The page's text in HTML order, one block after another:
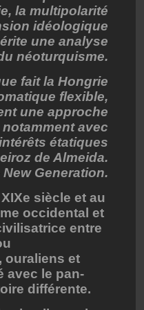
la multipolarité
idéologique
une analyse
néoturquisme.
fait la Hongrie
flexible,
une approche
avec
étatiques
de Almeida.
Generation.
siècle et au
occidental et
entre
ouraliens et
avec le pan-
différente.